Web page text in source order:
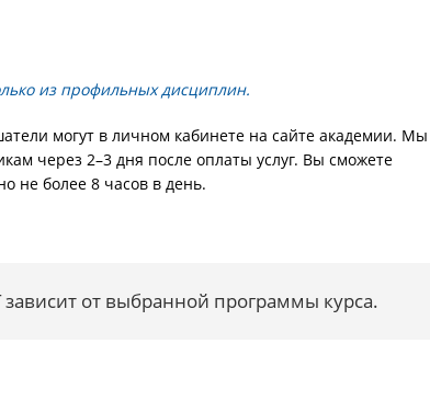
из профильных дисциплин.
могут в личном кабинете на сайте академии. Мы
через 2–3 дня после оплаты услуг. Вы сможете
не более 8 часов в день.
от выбранной программы курса.